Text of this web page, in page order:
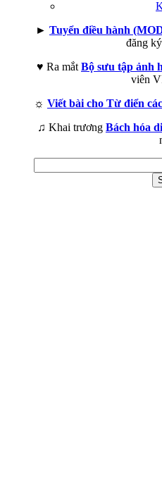
► Tuyển điều hành
đăng
♥ Ra mắt Bộ sưu tập ảnh
viên
☼ Viết bài cho Từ điển
♫ Khai trương Bách hóa